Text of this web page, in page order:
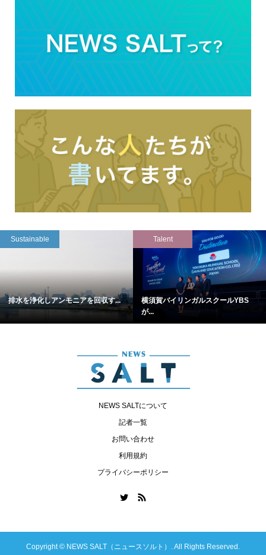
Sustainable
排水を浄化しアンモニアを回収す...
Talent
横須賀バイリンガルスクールYBS
が...
NEWS SALTについて
記者一覧
お問い合わせ
利用規約
プライバシーポリシー
Copyright © NEWS SALT（ニュースソルト）. All Rights Reserved.